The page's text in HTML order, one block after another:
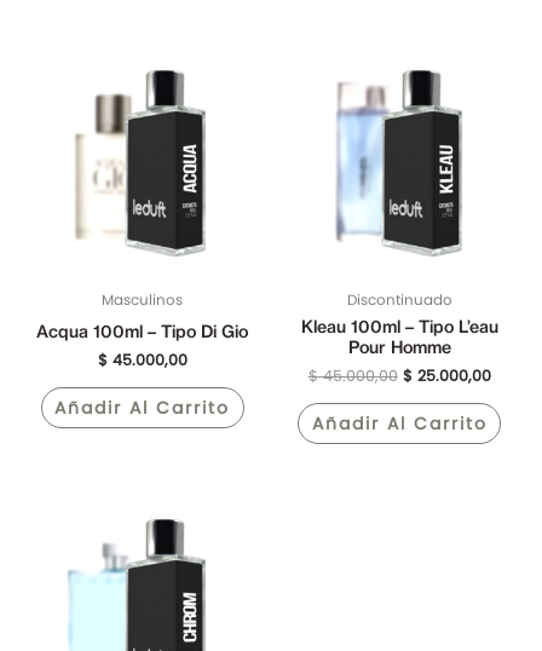
Masculinos
Acqua 100ml – Tipo Di Gio
$ 45.000,00
Añadir Al Carrito
Discontinuado
Kleau 100ml – Tipo L’eau
Pour Homme
$45.000,00
precio
original
era:
$ 45.000,00.
$ 25.000,00
Añadir Al Carrito
precio
original
era:
$ 45.000,00.